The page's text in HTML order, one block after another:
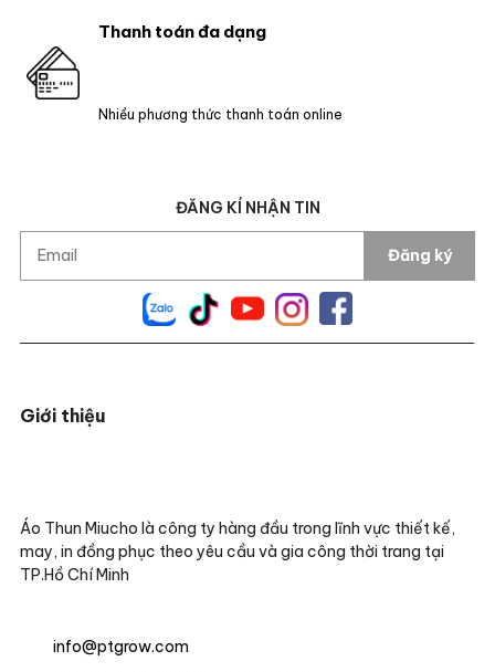
Thanh toán đa dạng
Nhiều phương thức thanh toán online
ĐĂNG KÍ NHẬN TIN
Đăng ký
Giới thiệu
Áo Thun Miucho là công ty hàng đầu trong lĩnh vực thiết kế,
may, in đồng phục theo yêu cầu và gia công thời trang tại
TP.Hồ Chí Minh
info@ptgrow.com